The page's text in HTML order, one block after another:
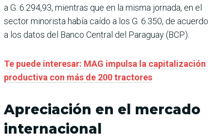
a G. 6.294,93, mientras que en la misma jornada, en el
sector minorista había caído a los G. 6.350, de acuerdo
a los datos del Banco Central del Paraguay (BCP).
Te puede interesar: MAG impulsa la capitalización
productiva con más de 200 tractores
Apreciación en el mercado
internacional